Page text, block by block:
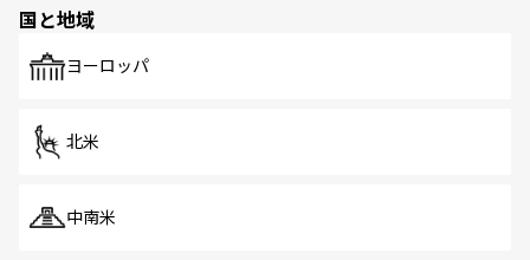
で、ホーカーズは地元の風情を楽しめる外せないスポット
国と地域
ヨーロッパ
北米
中南米